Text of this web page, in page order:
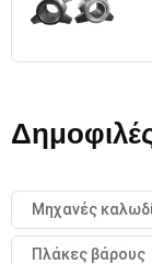
Μηχανές
Πλάκες βάρους